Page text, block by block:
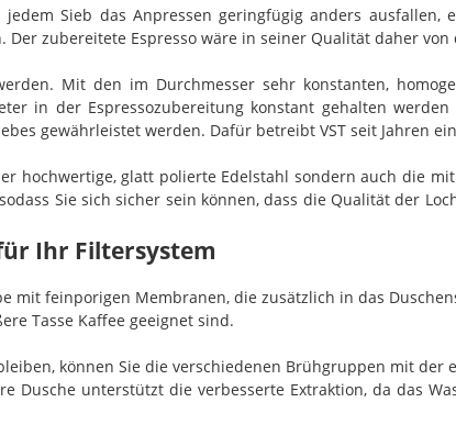
Sieb das Anpressen geringfügig anders
zubereitete Espresso wäre in seiner Qualität daher
Mit den im Durchmesser sehr konstanten,
in der Espressozubereitung konstant gehalten
gewährleistet werden. Dafür betreibt VST seit Jahren
hochwertige, glatt polierte Edelstahl sondern auch die
Sie sich sicher sein können, dass die Qualität der
Ihr Filtersystem
mit feinporigen Membranen, die zusätzlich in das
Tasse Kaffee geeignet sind.
können Sie die verschiedenen Brühgruppen mit
Dusche unterstützt die verbesserte Extraktion, da das